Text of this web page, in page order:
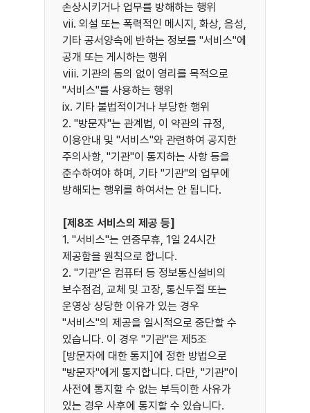
손상시키거나 업무를 방해하는 행위
ⅶ. 외설 또는 폭력적인 메시지, 화상, 음성,
기타 공서양속에 반하는 정보를 "서비스"에
공개 또는 게시하는 행위
ⅷ. 기관의 동의 없이 영리를 목적으로
"서비스"를 사용하는 행위
ⅸ. 기타 불법적이거나 부당한 행위
2. "방문자"는 관계법, 이 약관의 규정,
이용안내 및 "서비스"와 관련하여 공지한
주의사항, "기관"이 통지하는 사항 등을
준수하여야 하며, 기타 "기관"의 업무에
방해되는 행위를 하여서는 안 됩니다.
[제8조 서비스의 제공 등]
1. "서비스"는 연중무휴, 1일 24시간
제공함을 원칙으로 합니다.
2. "기관"은 컴퓨터 등 정보통신설비의
보수점검, 교체 및 고장, 통신두절 또는
운영상 상당한 이유가 있는 경우
"서비스"의 제공을 일시적으로 중단할 수
있습니다. 이 경우 "기관"은 제5조
[방문자에 대한 통지]에 정한 방법으로
"방문자"에게 통지합니다. 다만, "기관"이
사전에 통지할 수 없는 부득이한 사유가
있는 경우 사후에 통지할 수 있습니다.